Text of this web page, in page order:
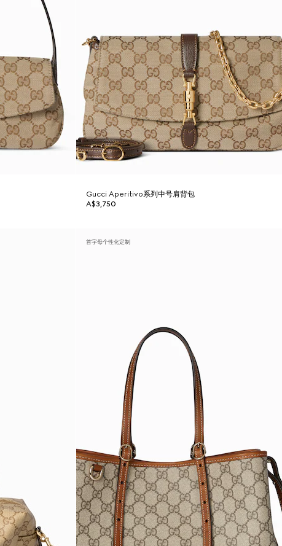
Gucci Aperitivo系列中号肩背包
A$3,750
首字母个性化定制